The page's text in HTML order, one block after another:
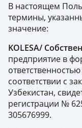
В настоящем
термины,
значение:
KOLESA/
предприятие в
соответствии с
Узбекистан,
регистрации №
305676999.